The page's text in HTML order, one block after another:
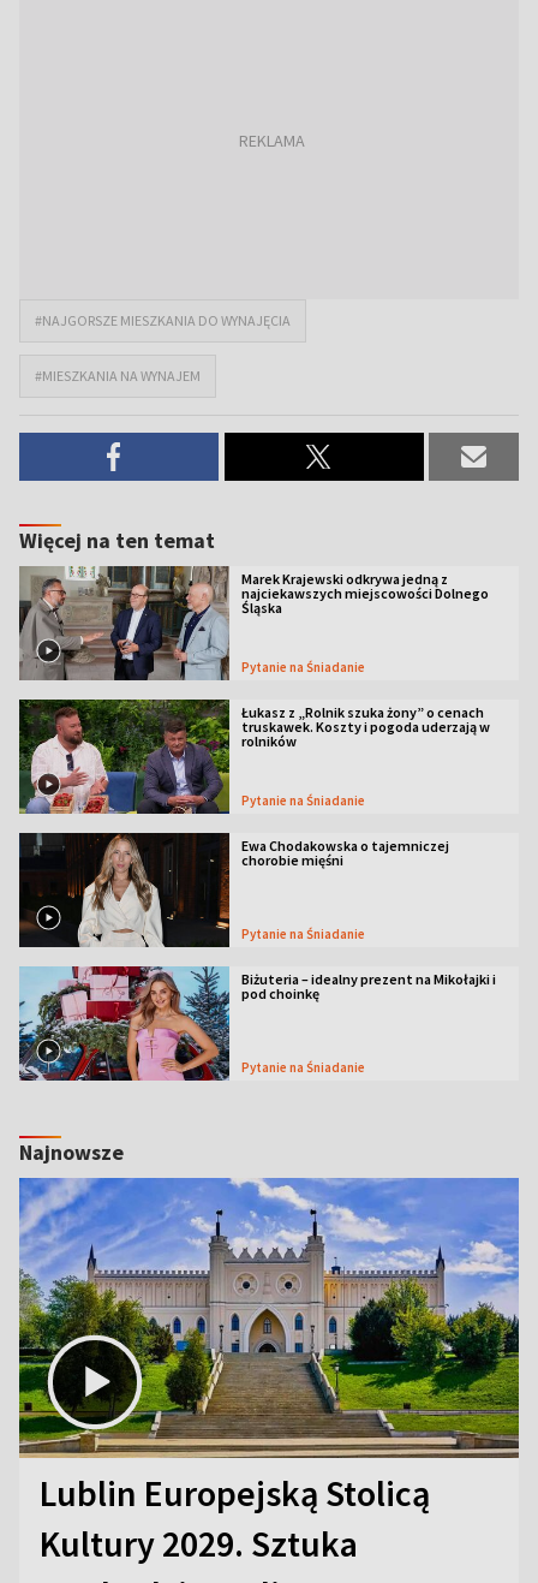
#NAJGORSZE MIESZKANIA DO WYNAJĘCIA
#MIESZKANIA NA WYNAJEM
Więcej na ten temat
Marek Krajewski odkrywa jedną z
najciekawszych miejscowości Dolnego
Śląska
Pytanie na Śniadanie
Łukasz z „Rolnik szuka żony” o cenach
truskawek. Koszty i pogoda uderzają w
rolników
Pytanie na Śniadanie
Ewa Chodakowska o tajemniczej
chorobie mięśni
Pytanie na Śniadanie
Biżuteria – idealny prezent na Mikołajki i
pod choinkę
Pytanie na Śniadanie
Najnowsze
Lublin Europejską Stolicą
Kultury 2029. Sztuka